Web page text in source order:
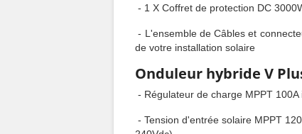
- 1 X Coffret de protection DC
- L'ensemble de Câbles et
de votre installation solaire
Onduleur hybride V
- Régulateur de charge MPPT 100A
- Tension d'entrée solaire MPPT